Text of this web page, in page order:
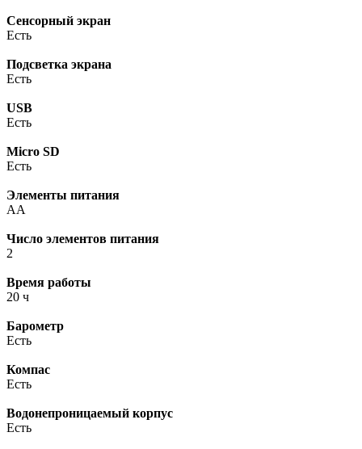
Сенсорный экран
Есть
Подсветка экрана
Есть
USB
Есть
Micro SD
Есть
Элементы питания
AA
Число элементов питания
2
Время работы
20 ч
Барометр
Есть
Компас
Есть
Водонепроницаемый корпус
Есть